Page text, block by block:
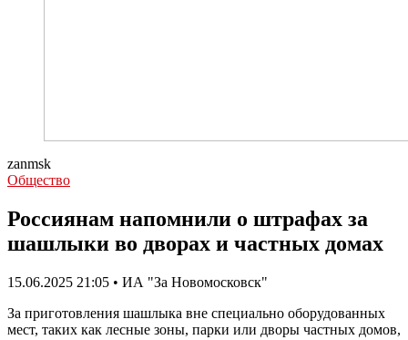
zanmsk
Общество
Россиянам напомнили о штрафах за
шашлыки во дворах и частных домах
15.06.2025 21:05 • ИА "За Новомосковск"
За приготовления шашлыка вне специально оборудованных
мест, таких как лесные зоны, парки или дворы частных домов,